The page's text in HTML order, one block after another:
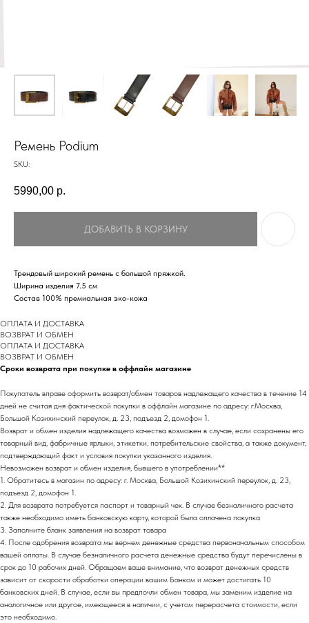
Ремень Podium
SKU:
5990,00 р.
ДОБАВИТЬ В КОРЗИНУ
Трендовый широкий ремень с большой пряжкой.
Ширина изделия 7.5 см
Состав 100% премиальная эко-кожа
ОПЛАТА И ДОСТАВКА
ВОЗВРАТ И ОБМЕН
ОПЛАТА И ДОСТАВКА
ВОЗВРАТ И ОБМЕН
Сроки возврата при покупке в оффлайн магазине
Покупатель вправе оформить возврат/обмен товаров надлежащего качества в течение 14
дней не считая дня фактической покупки в оффлайн магазине по адресу: г.Москва,
Большой Козихинский переулок, д. 23, подъезд 2, домофон 1.
Возврат и обмен изделия надлежащего качества возможен в случае, если сохранены его
товарный вид, фабричные ярлыки, этикетки, потребительские свойства, а также документ,
подтверждающий факт и условия покупки указанного изделия.
Невозможен возврат и обмен изделия, бывшего в употреблении**
1. Обратитесь в магазин по адресу: г. Москва, Большой Козихинский переулок, д. 23,
подъезд 2, домофон 1.
2. Для возврата потребуется паспорт и товарный чек. В случае безналичного расчета
также необходимо иметь банковскую карту, которой была оплачена покупка
3. Заполните бланк заявления на возврат товара
4. После одобрения возврата мы вернем денежные средства первоначальным способом
вашей оплаты. В случае безналичного расчета денежные средства будут перечислены в
срок до 10 рабочих дней. Обращаем ваше внимание, что возврат денежных средств
зависит от скорости обработки операции вашим Банком и может достигать 10
банковских дней. В случае, если вы предпочли обмен товара, мы заменим изделие на
аналогичное или другое, имеющееся в наличии, с учетом перерасчета стоимости, если
это необходимо.